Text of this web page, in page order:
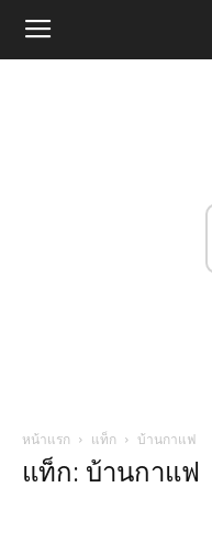
หน้าแรก แท็ก บ้านกาแฟ
แท็ก: บ้านกาแฟ